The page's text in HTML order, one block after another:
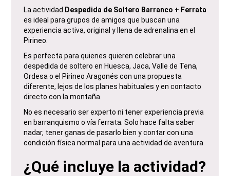
La actividad Despedida de Soltero Barranco + Ferrata
es ideal para grupos de amigos que buscan una
experiencia activa, original y llena de adrenalina en el
Pirineo.
Es perfecta para quienes quieren celebrar una
despedida de soltero en Huesca, Jaca, Valle de Tena,
Ordesa o el Pirineo Aragonés con una propuesta
diferente, lejos de los planes habituales y en contacto
directo con la montaña.
No es necesario ser experto ni tener experiencia previa
en barranquismo o vía ferrata. Solo hace falta saber
nadar, tener ganas de pasarlo bien y contar con una
condición física normal para una actividad de aventura.
¿Qué incluye la actividad?